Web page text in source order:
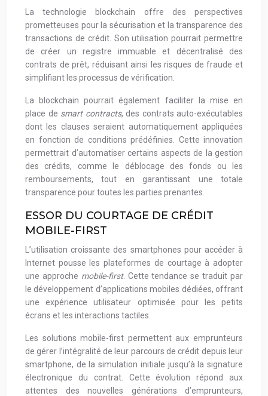
La technologie blockchain offre des perspectives
prometteuses pour la sécurisation et la transparence des
transactions de crédit. Son utilisation pourrait permettre
de créer un registre immuable et décentralisé des
contrats de prêt, réduisant ainsi les risques de fraude et
simplifiant les processus de vérification.
La blockchain pourrait également faciliter la mise en
place de smart contracts, des contrats auto-exécutables
dont les clauses seraient automatiquement appliquées
en fonction de conditions prédéfinies. Cette innovation
permettrait d’automatiser certains aspects de la gestion
des crédits, comme le déblocage des fonds ou les
remboursements, tout en garantissant une totale
transparence pour toutes les parties prenantes.
ESSOR DU COURTAGE DE CRÉDIT
MOBILE-FIRST
L’utilisation croissante des smartphones pour accéder à
Internet pousse les plateformes de courtage à adopter
une approche mobile-first. Cette tendance se traduit par
le développement d’applications mobiles dédiées, offrant
une expérience utilisateur optimisée pour les petits
écrans et les interactions tactiles.
Les solutions mobile-first permettent aux emprunteurs
de gérer l’intégralité de leur parcours de crédit depuis leur
smartphone, de la simulation initiale jusqu’à la signature
électronique du contrat. Cette évolution répond aux
attentes des nouvelles générations d’emprunteurs,